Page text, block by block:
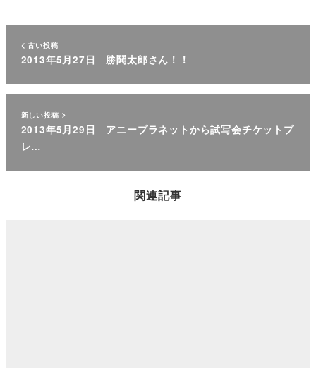
古い投稿
2013年5月27日 勝鬨太郎さん！！
新しい投稿
2013年5月29日 アニープラネットから試写会チケットプ
レ…
関連記事